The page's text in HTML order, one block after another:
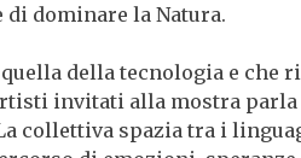
di dominare la Natura.
della tecnologia e che
invitati alla mostra parla
collettiva spazia tra i